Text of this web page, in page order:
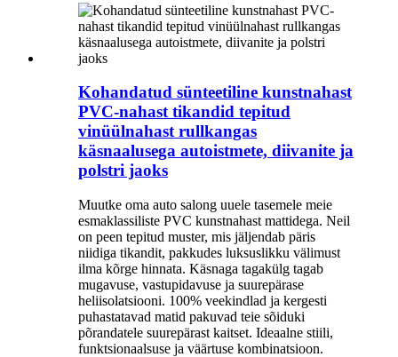
Kohandatud sünteetiline kunstnahast
PVC-nahast tikandid tepitud
vinüülnahast rullkangas
käsnaalusega autoistmete, diivanite ja
polstri jaoks
Muutke oma auto salong uuele tasemele meie
esmaklassiliste PVC kunstnahast mattidega. Neil
on peen tepitud muster, mis jäljendab päris
niidiga tikandit, pakkudes luksuslikku välimust
ilma kõrge hinnata. Käsnaga tagakülg tagab
mugavuse, vastupidavuse ja suurepärase
heliisolatsiooni. 100% veekindlad ja kergesti
puhastatavad matid pakuvad teie sõiduki
põrandatele suurepärast kaitset. Ideaalne stiili,
funktsionaalsuse ja väärtuse kombinatsioon.